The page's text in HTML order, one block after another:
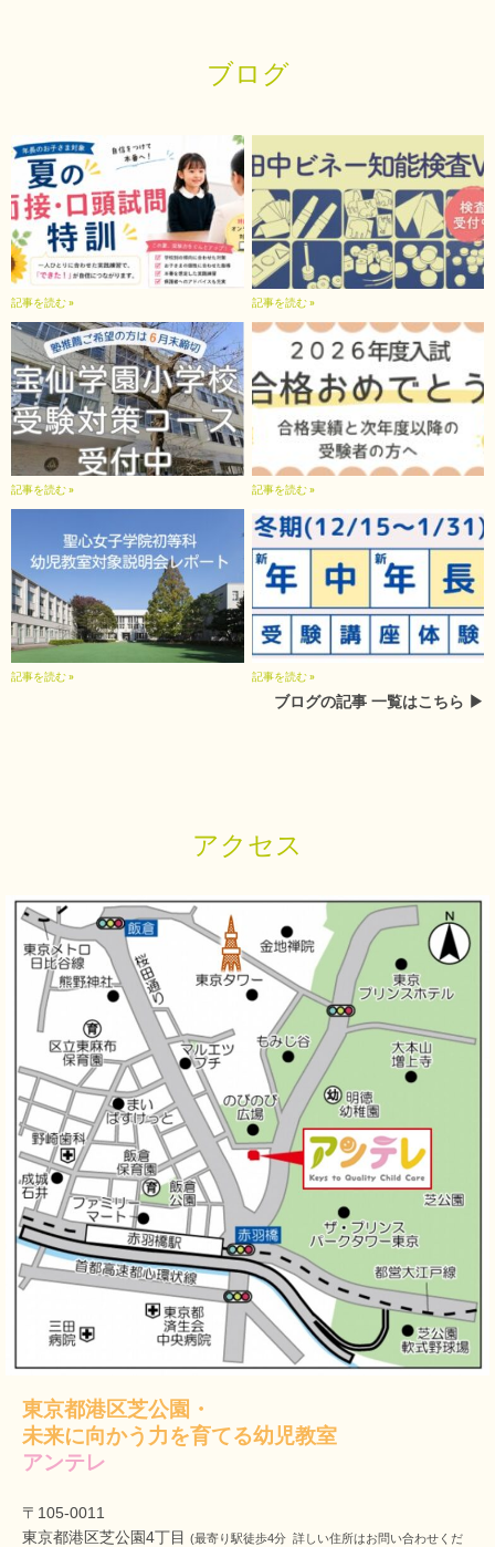
ブログ
記事を読む » 記事を読む »
記事を読む » 記事を読む »
記事を読む » 記事を読む »
ブログの記事 一覧はこちら ▶︎
アクセス
東京都港区芝公園・
未来に向かう力を育てる幼児教室
アンテレ
〒105-0011
東京都港区芝公園4丁目 (最寄り駅徒歩4分 詳しい住所はお問い合わせくだ